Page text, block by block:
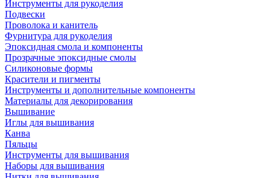
Инструменты для рукоделия
Подвески
Проволока и канитель
Фурнитура для рукоделия
Эпоксидная смола и компоненты
Прозрачные эпоксидные смолы
Силиконовые формы
Красители и пигменты
Инструменты и дополнительные компоненты
Материалы для декорирования
Вышивание
Иглы для вышивания
Канва
Пяльцы
Инструменты для вышивания
Наборы для вышивания